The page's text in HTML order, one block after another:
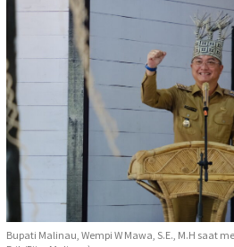
Bupati Malinau, Wempi W Mawa, S.E., M.H saat